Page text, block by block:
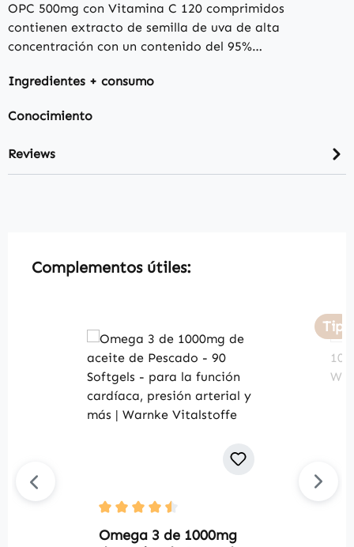
OPC 500mg con Vitamina C 120 comprimidos
contienen extracto de semilla de uva de alta
concentración con un contenido del 95%…
Ingredientes + consumo
Conocimiento
Reviews
Skip product gallery
Complementos útiles:
Average rating of 4.5 out of 5 stars
Omega 3 de 1000mg
Tip